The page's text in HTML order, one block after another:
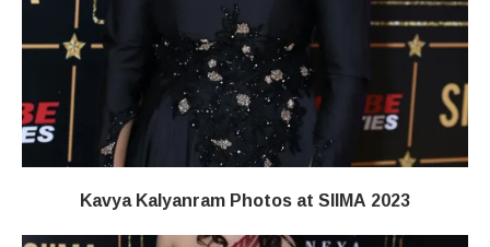
Kavya Kalyanram Photos at SIIMA 2023